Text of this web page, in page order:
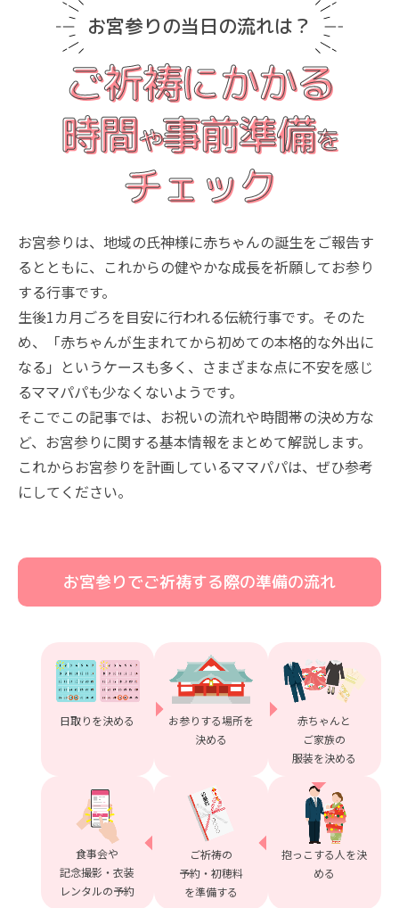
お宮参りの当日の流れは？
ご祈祷にかかる
時間や事前準備を
チェック
お宮参りは、地域の氏神様に赤ちゃんの誕生をご報告す
るとともに、これからの健やかな成長を祈願してお参り
する行事です。
生後1カ月ごろを目安に行われる伝統行事です。そのた
め、「赤ちゃんが生まれてから初めての本格的な外出に
なる」というケースも多く、さまざまな点に不安を感じ
るママパパも少なくないようです。
そこでこの記事では、お祝いの流れや時間帯の決め方な
ど、お宮参りに関する基本情報をまとめて解説します。
これからお宮参りを計画しているママパパは、ぜひ参考
にしてください。
お宮参りでご祈祷する際の準備の流れ
日取りを決める
お参りする場所を
決める
赤ちゃんと
ご家族の
服装を決める
抱っこする人を決
める
ご祈祷の
予約・ 初穂料
を準備する
食事会や
記念撮影・衣装
レンタルの予約